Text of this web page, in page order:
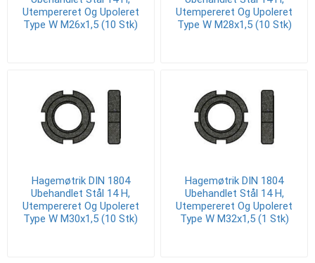
Utempereret Og Upoleret
Type W M26x1,5 (10 Stk)
Utempereret Og Upoleret
Type W M28x1,5 (10 Stk)
Hagemøtrik DIN 1804
Ubehandlet Stål 14 H,
Utempereret Og Upoleret
Type W M30x1,5 (10 Stk)
Hagemøtrik DIN 1804
Ubehandlet Stål 14 H,
Utempereret Og Upoleret
Type W M32x1,5 (1 Stk)